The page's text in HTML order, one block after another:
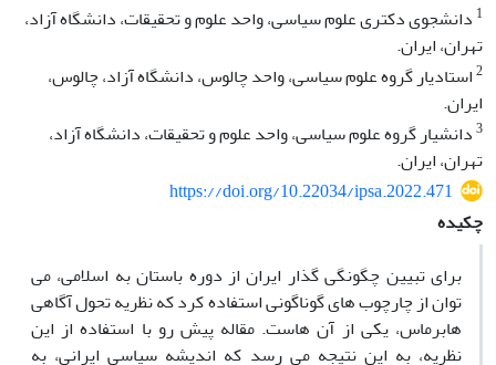
1 دانشجوی دکتری علوم سیاسی، واحد علوم و تحقیقات، دانشگاه آزاد،
تهران، ایران.
2استادیار گروه علوم سیاسی، واحد چالوس، دانشگاه آزاد، چالوس،
ایران.
3دانشیار گروه علوم سیاسی، واحد علوم و تحقیقات، دانشگاه آزاد،
تهران، ایران.
https://doi.org/10.22034/ipsa.2022.471
چکیده
برای تبیین چگونگی گذار ایران از دوره باستان به اسلامی، می
توان از چارچوب های گوناگونی استفاده کرد که نظریه تحول آگاهی
هابرماس، یکی از آن هاست. مقاله پیش رو با استفاده از این
نظریه، به این نتیجه می رسد که اندیشه سیاسی ایرانی، به